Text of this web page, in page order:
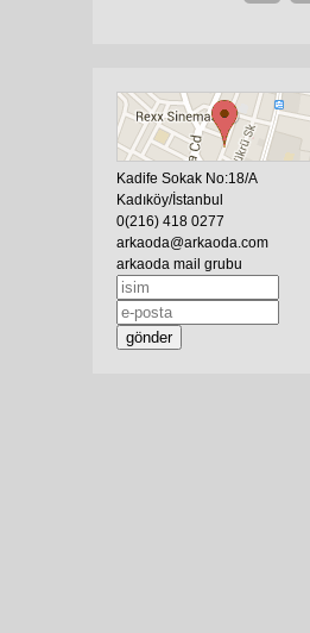
Kadife Sokak No:18/A
Kadıköy/İstanbul
0(216) 418 0277
arkaoda@arkaoda.com
arkaoda mail grubu